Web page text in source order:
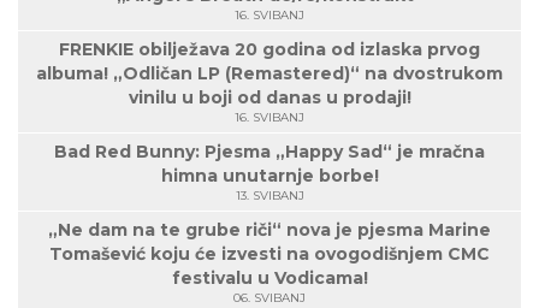
16. SVIBANJ
FRENKIE obilježava 20 godina od izlaska prvog
albuma! „Odličan LP (Remastered)“ na dvostrukom
vinilu u boji od danas u prodaji!
16. SVIBANJ
Bad Red Bunny: Pjesma „Happy Sad“ je mračna
himna unutarnje borbe!
13. SVIBANJ
„Ne dam na te grube riči“ nova je pjesma Marine
Tomašević koju će izvesti na ovogodišnjem CMC
festivalu u Vodicama!
06. SVIBANJ